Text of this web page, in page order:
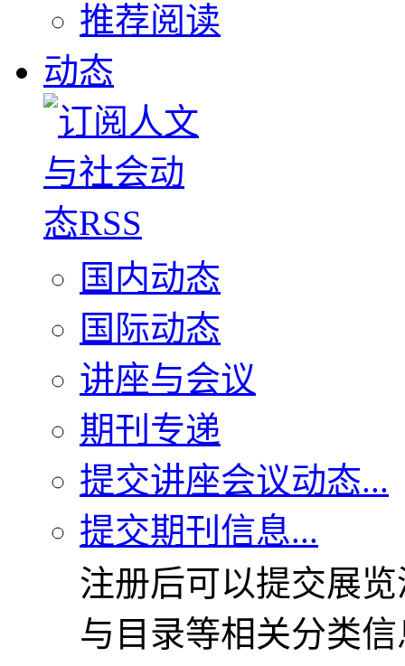
推荐阅读
动态
国内动态
国际动态
讲座与会议
期刊专递
提交讲座会议动态...
提交期刊信息...
注册后可以提交展
与目录等相关分类